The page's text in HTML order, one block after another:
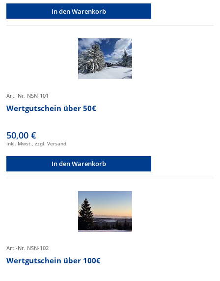
In den Warenkorb
Art.-Nr. NSN-101
Wertgutschein über 50€
50,00 €
inkl. Mwst., zzgl. Versand
In den Warenkorb
Art.-Nr. NSN-102
Wertgutschein über 100€